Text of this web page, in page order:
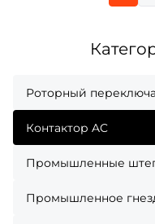
Роторный
Контактор AC
Промышленные
Промышленное